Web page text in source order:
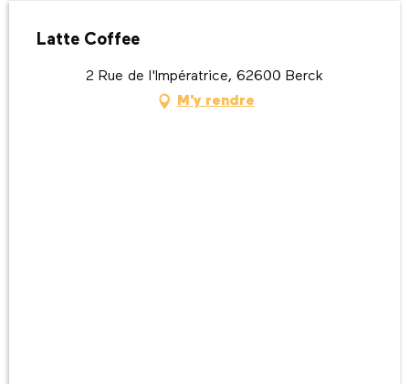
Latte Coffee
2 Rue de l'Impératrice, 62600 Berck
M'y rendre